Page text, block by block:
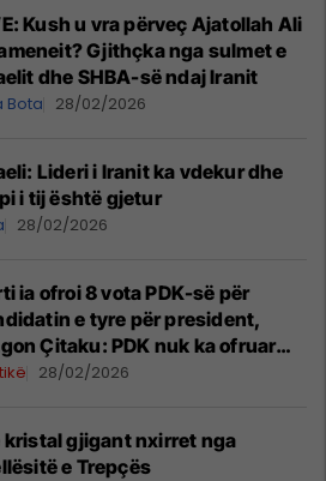
Kush u vra përveç Ajatollah Ali
Gjithçka nga sulmet e
dhe SHBA-së ndaj Iranit
Bota 28/02/2026
Lideri i Iranit ka vdekur dhe
i tij është gjetur
28/02/2026
ia ofroi 8 vota PDK-së për
e tyre për president,
Çitaku: PDK nuk ka ofruar
formal veç për inat
28/02/2026
kristal gjigant nxirret nga
e Trepçës